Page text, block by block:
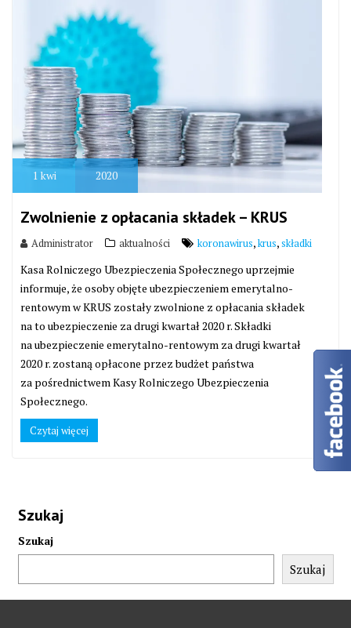
1kwi 2020
Zwolnienie z opłacania składek – KRUS
Administrator aktualności koronawirus,krus,składki
Kasa Rolniczego Ubezpieczenia Społecznego uprzejmie
informuje, że osoby objęte ubezpieczeniem emerytalno-
rentowym w KRUS zostały zwolnione z opłacania składek
na to ubezpieczenie za drugi kwartał 2020 r. Składki
na ubezpieczenie emerytalno-rentowym za drugi kwartał
2020 r. zostaną opłacone przez budżet państwa
za pośrednictwem Kasy Rolniczego Ubezpieczenia
Społecznego.
Czytaj więcej
Szukaj
Szukaj
Szukaj